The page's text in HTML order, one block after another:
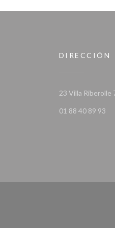
DIRECCIÓN
23 Villa Riberolle
01 88 40 89 93